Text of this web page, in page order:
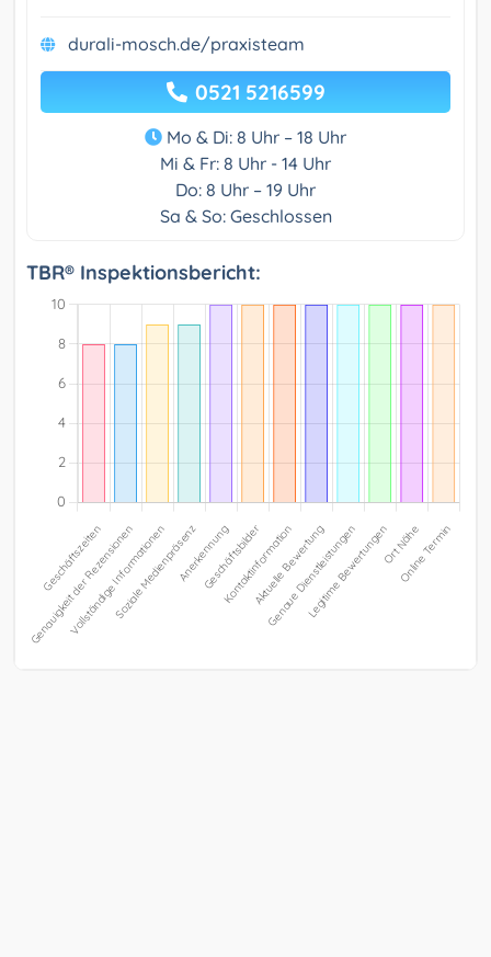
durali-mosch.de/praxisteam
0521 5216599
Mo & Di: 8 Uhr – 18 Uhr
Mi & Fr: 8 Uhr - 14 Uhr
Do: 8 Uhr – 19 Uhr
Sa & So: Geschlossen
TBR® Inspektionsbericht: